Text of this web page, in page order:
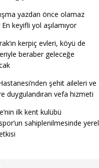
yazdan önce olamaz
En keyifli yol aşılamıyor
kerpiç evleri, köyü de
beraber geleceğe
şehit aileleri ve
duygulandıran vefa hizmeti
ilk kent kulübü
sahiplenilmesinde yerel